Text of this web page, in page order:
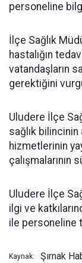
personeline
İlçe Sağlık
hastalığın
vatandaşların
gerektiğini
Uludere İlçe
sağlık bilincinin
hizmetlerinin
Uludere İlçe
ilgi ve
ile personeline
Kaynak: Şırnak